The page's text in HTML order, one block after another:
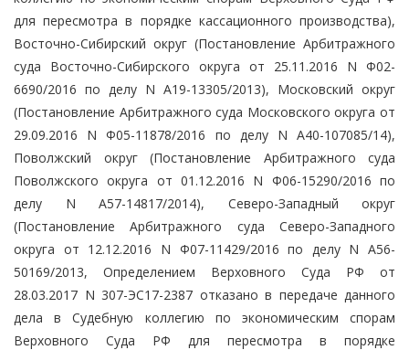
для пересмотра в порядке кассационного производства),
Восточно-Сибирский округ (Постановление Арбитражного
суда Восточно-Сибирского округа от 25.11.2016 N Ф02-
6690/2016 по делу N А19-13305/2013), Московский округ
(Постановление Арбитражного суда Московского округа от
29.09.2016 N Ф05-11878/2016 по делу N А40-107085/14),
Поволжский округ (Постановление Арбитражного суда
Поволжского округа от 01.12.2016 N Ф06-15290/2016 по
делу N А57-14817/2014), Северо-Западный округ
(Постановление Арбитражного суда Северо-Западного
округа от 12.12.2016 N Ф07-11429/2016 по делу N А56-
50169/2013, Определением Верховного Суда РФ от
28.03.2017 N 307-ЭС17-2387 отказано в передаче данного
дела в Судебную коллегию по экономическим спорам
Верховного Суда РФ для пересмотра в порядке